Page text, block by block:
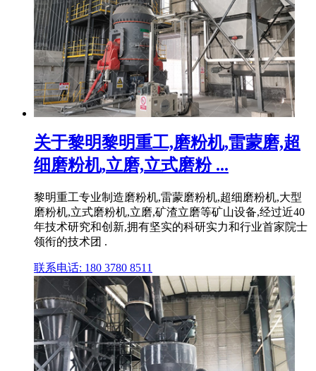
关于黎明黎明重工,磨粉机,雷蒙磨,超
细磨粉机,立磨,立式磨粉 ...
黎明重工专业制造磨粉机,雷蒙磨粉机,超细磨粉机,大型
磨粉机,立式磨粉机,立磨,矿渣立磨等矿山设备,经过近40
年技术研究和创新,拥有坚实的科研实力和行业首家院士
领衔的技术团 .
联系电话: 180 3780 8511